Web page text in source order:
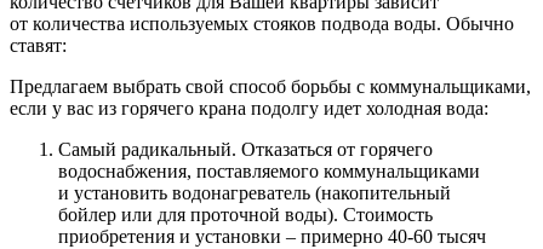
от количества используемых стояков подвода воды. Обычно
ставят:
Предлагаем выбрать свой способ борьбы с коммунальщиками,
если у вас из горячего крана подолгу идет холодная вода:
Самый радикальный. Отказаться от горячего
водоснабжения, поставляемого коммунальщиками
и установить водонагреватель (накопительный
бойлер или для проточной воды). Стоимость
приобретения и установки – примерно 40-60 тысяч